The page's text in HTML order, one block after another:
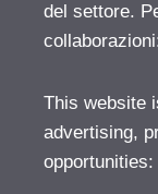
del settore.
This website
advertising,
opportunities: